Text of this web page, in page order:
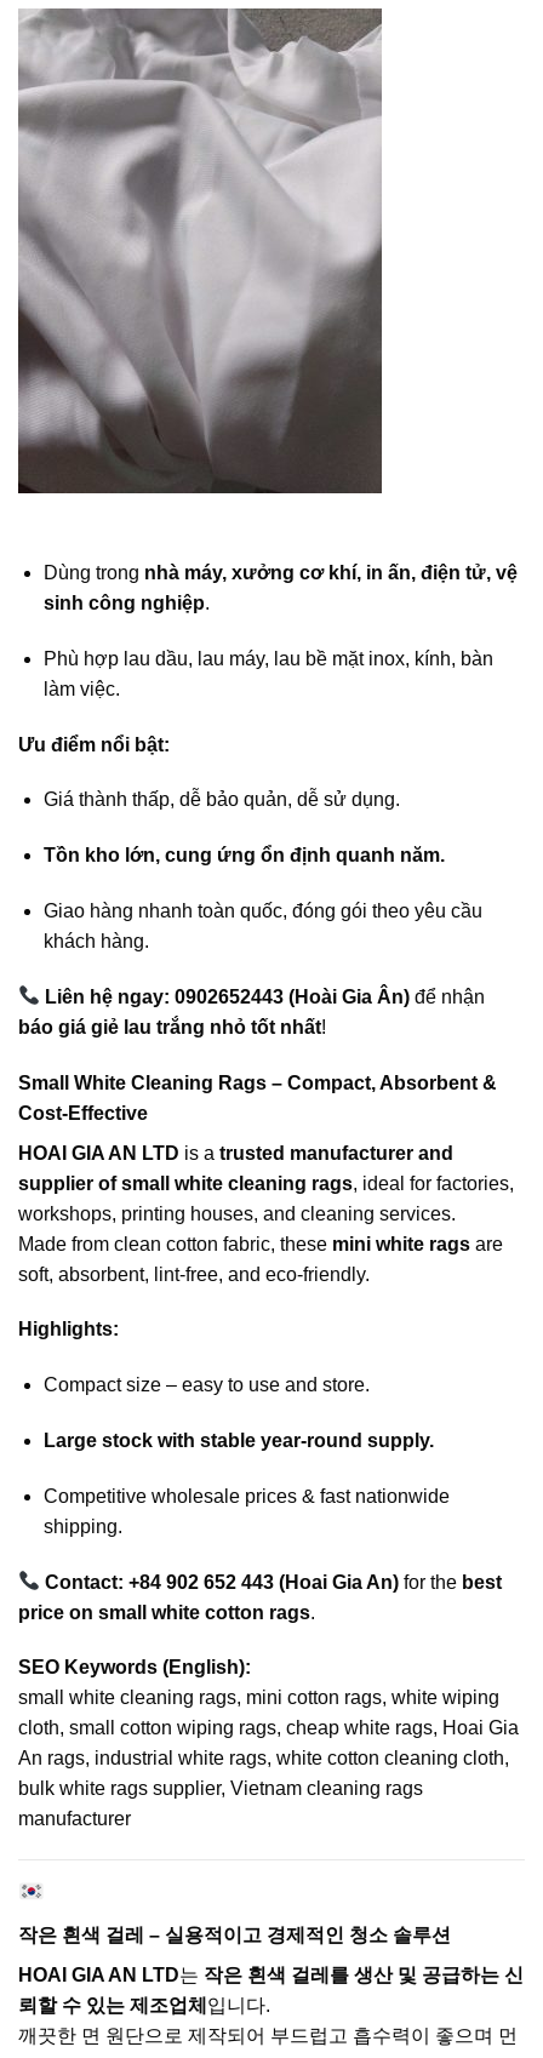
Dùng trong nhà máy, xưởng cơ khí, in ấn, điện tử, vệ
sinh công nghiệp.
Phù hợp lau dầu, lau máy, lau bề mặt inox, kính, bàn
làm việc.
Ưu điểm nổi bật:
Giá thành thấp, dễ bảo quản, dễ sử dụng.
Tồn kho lớn, cung ứng ổn định quanh năm.
Giao hàng nhanh toàn quốc, đóng gói theo yêu cầu
khách hàng.
Liên hệ ngay: 0902652443 (Hoài Gia Ân) để nhận
báo giá giẻ lau trắng nhỏ tốt nhất!
Small White Cleaning Rags – Compact, Absorbent &
Cost-Effective
HOAI GIA AN LTD is a trusted manufacturer and
supplier of small white cleaning rags, ideal for factories,
workshops, printing houses, and cleaning services.
Made from clean cotton fabric, these mini white rags are
soft, absorbent, lint-free, and eco-friendly.
Highlights:
Compact size – easy to use and store.
Large stock with stable year-round supply.
Competitive wholesale prices & fast nationwide
shipping.
Contact: +84 902 652 443 (Hoai Gia An) for the best
price on small white cotton rags.
SEO Keywords (English):
small white cleaning rags, mini cotton rags, white wiping
cloth, small cotton wiping rags, cheap white rags, Hoai Gia
An rags, industrial white rags, white cotton cleaning cloth,
bulk white rags supplier, Vietnam cleaning rags
manufacturer
작은 흰색 걸레 – 실용적이고 경제적인 청소 솔루션
HOAI GIA AN LTD는 작은 흰색 걸레를 생산 및 공급하는 신
뢰할 수 있는 제조업체 입니다.
깨끗한 면 원단으로 제작되어 부드럽고 흡수력이 좋으며 먼